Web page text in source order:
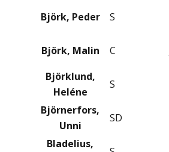
Björk, Peder S
Björk, Malin C
Björklund,
Heléne
S
Björnerfors,
Unni
SD
Bladelius,